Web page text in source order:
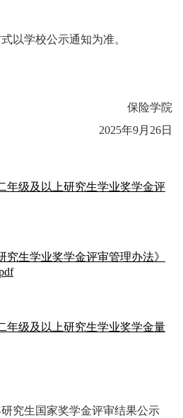
以学校公示通知为准。
保险学院
2025年9月26日
年级及以上研究生学业奖学金评
究生学业奖学金评审管理办法》
年级及以上研究生学业奖学金量
究生国家奖学金评审结果公示